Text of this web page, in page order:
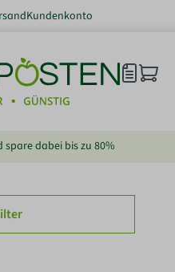
Kundenkonto
dabei bis zu 80%